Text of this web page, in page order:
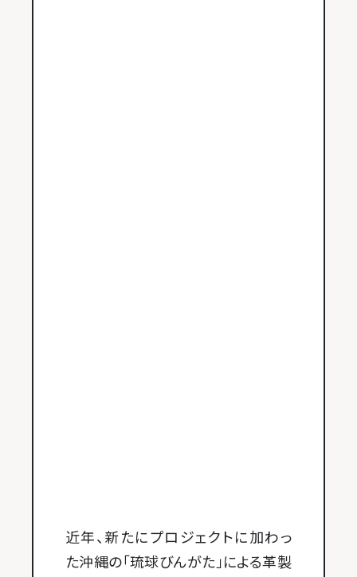
近年、新たにプロジェクトに加わっ
た沖縄の「琉球びんがた」による革製